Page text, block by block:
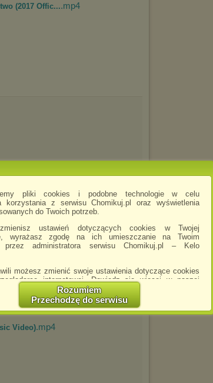
pliki cookies i podobne technologie w celu
korzystania z serwisu Chomikuj.pl oraz wyświetlenia
do Twoich potrzeb.
ustawień dotyczących cookies w Twojej
wyrażasz zgodę na ich umieszczanie na Twoim
przez administratora serwisu Chomikuj.pl – Kelo
możesz zmienić swoje ustawienia dotyczące cookies
internetowej. Dowiedz się więcej w naszej
http://chomikuj.pl/PolitykaPrywatnosci.aspx
informujemy że zmiana ustawień przeglądarki może
ograniczenie korzystania ze strony Chomikuj.pl.
braku twojej zgody na akceptację cookies niestety
Rozumiem
Przechodzę do serwisu
(2017 Offic....mp4
Remix) _...
Video).mp4